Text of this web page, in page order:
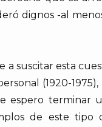
dignos -al
suscitar esta
(1920-1975),
espero terminar
de este tipo